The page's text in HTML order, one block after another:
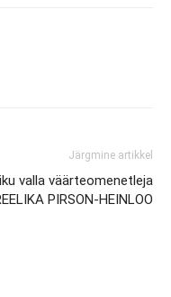
Järgmine artikkel
valla väärteomenetleja
PIRSON-HEINLOO